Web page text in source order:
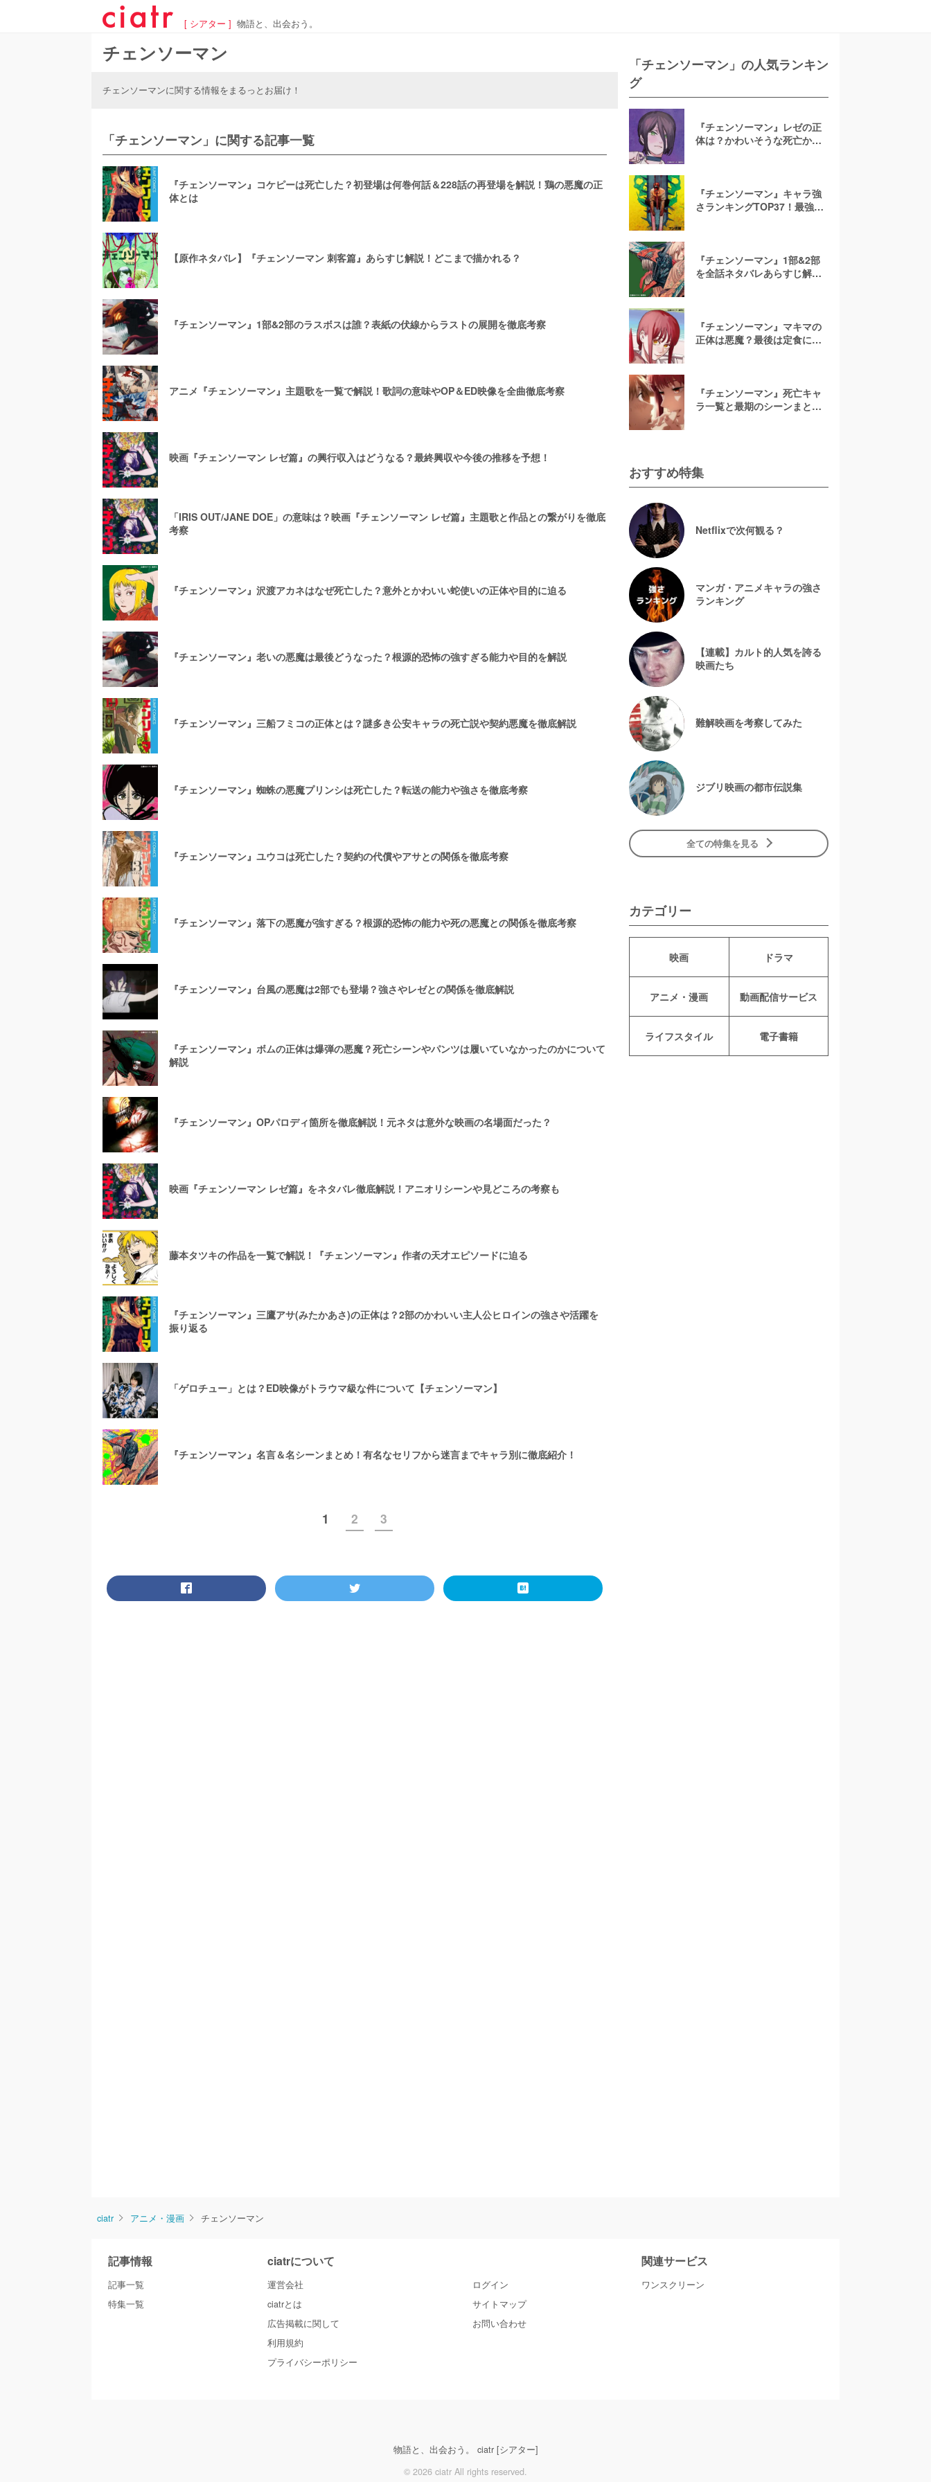
[ シアター ] 物語と、出会おう。
チェンソーマン
チェンソーマンに関する情報をまるっとお届け！
「チェンソーマン」に関する記事一覧
『チェンソーマン』コケピーは死亡した？初登場は何巻何話＆228話の再登場を解説！鶏の悪魔の正
体とは
【原作ネタバレ】『チェンソーマン 刺客篇』あらすじ解説！どこまで描かれる？
『チェンソーマン』1部&2部のラスボスは誰？表紙の伏線からラストの展開を徹底考察
アニメ『チェンソーマン』主題歌を一覧で解説！歌詞の意味やOP＆ED映像を全曲徹底考察
映画『チェンソーマン レゼ篇』の興行収入はどうなる？最終興収や今後の推移を予想！
「IRIS OUT/JANE DOE」の意味は？映画『チェンソーマン レゼ篇』主題歌と作品との繋がりを徹底
考察
『チェンソーマン』沢渡アカネはなぜ死亡した？意外とかわいい蛇使いの正体や目的に迫る
『チェンソーマン』老いの悪魔は最後どうなった？根源的恐怖の強すぎる能力や目的を解説
『チェンソーマン』三船フミコの正体とは？謎多き公安キャラの死亡説や契約悪魔を徹底解説
『チェンソーマン』蜘蛛の悪魔プリンシは死亡した？転送の能力や強さを徹底考察
『チェンソーマン』ユウコは死亡した？契約の代償やアサとの関係を徹底考察
『チェンソーマン』落下の悪魔が強すぎる？根源的恐怖の能力や死の悪魔との関係を徹底考察
『チェンソーマン』台風の悪魔は2部でも登場？強さやレゼとの関係を徹底解説
『チェンソーマン』ボムの正体は爆弾の悪魔？死亡シーンやパンツは履いていなかったのかについて
解説
『チェンソーマン』OPパロディ箇所を徹底解説！元ネタは意外な映画の名場面だった？
映画『チェンソーマン レゼ篇』をネタバレ徹底解説！アニオリシーンや見どころの考察も
藤本タツキの作品を一覧で解説！『チェンソーマン』作者の天才エピソードに迫る
『チェンソーマン』三鷹アサ(みたかあさ)の正体は？2部のかわいい主人公ヒロインの強さや活躍を
振り返る
「ゲロチュー」とは？ED映像がトラウマ級な件について【チェンソーマン】
『チェンソーマン』名言＆名シーンまとめ！有名なセリフから迷言までキャラ別に徹底紹介！
1 2 3
「チェンソーマン」の人気ランキン
グ
『チェンソーマン』レゼの正
体は？かわいそうな死亡から
『チェンソーマン』キャラ強
さランキングTOP37！最強の
『チェンソーマン』1部&2部
を全話ネタバレあらすじ解
『チェンソーマン』マキマの
正体は悪魔？最後は定食にさ
『チェンソーマン』死亡キャ
ラ一覧と最期のシーンまと
おすすめ特集
Netflixで次何観る？
マンガ・アニメキャラの強さ
ランキング
【連載】カルト的人気を誇る
映画たち
難解映画を考察してみた
ジブリ映画の都市伝説集
全ての特集を見る
カテゴリー
映画 ドラマ
アニメ・漫画 動画配信サービス
ライフスタイル 電子書籍
ciatr アニメ・漫画 チェンソーマン
記事情報
記事一覧
特集一覧
ciatrについて
運営会社
ciatrとは
広告掲載に関して
利用規約
プライバシーポリシー
ログイン
サイトマップ
お問い合わせ
関連サービス
ワンスクリーン
物語と、出会おう。 ciatr [シアター]
© 2026 ciatr All rights reserved.